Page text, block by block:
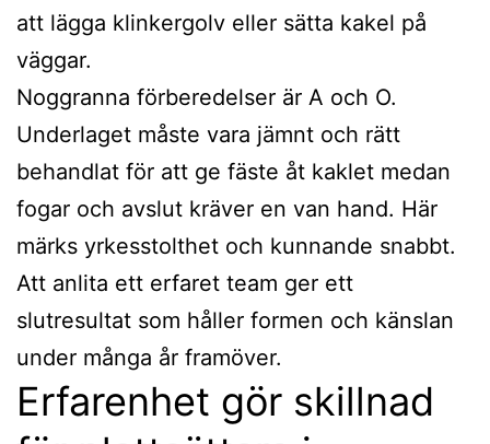
att lägga klinkergolv eller sätta kakel på
väggar.
Noggranna förberedelser är A och O.
Underlaget måste vara jämnt och rätt
behandlat för att ge fäste åt kaklet medan
fogar och avslut kräver en van hand. Här
märks yrkesstolthet och kunnande snabbt.
Att anlita ett erfaret team ger ett
slutresultat som håller formen och känslan
under många år framöver.
Erfarenhet gör skillnad